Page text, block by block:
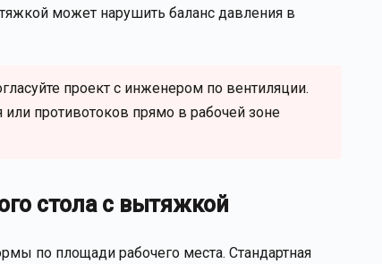
может нарушить баланс давления в
проект с инженером по вентиляции.
противотоков прямо в рабочей зоне
стола с вытяжкой
по площади рабочего места. Стандартная